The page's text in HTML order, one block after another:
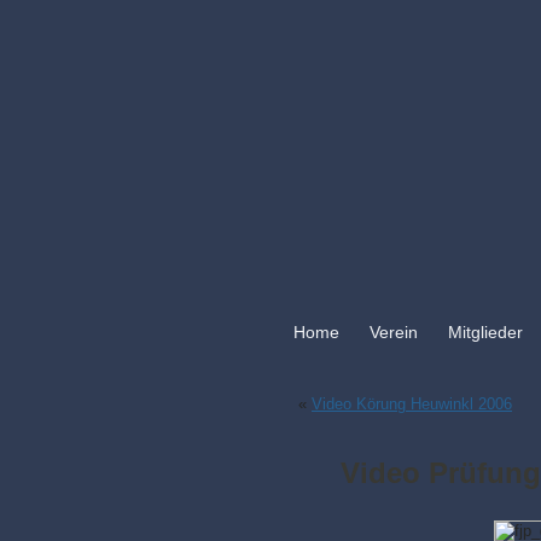
Home Verein Mitglieder
« Video Körung Heuwinkl 2006
Video